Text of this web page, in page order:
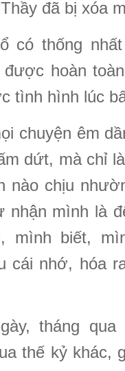
đã bị xóa
có thống
hoàn
tình hình lúc
chuyện êm
dứt, mà chỉ
nào chịu
nhận mình là
mình biết,
cái nhớ, hóa
tháng qua
thế kỷ khác,